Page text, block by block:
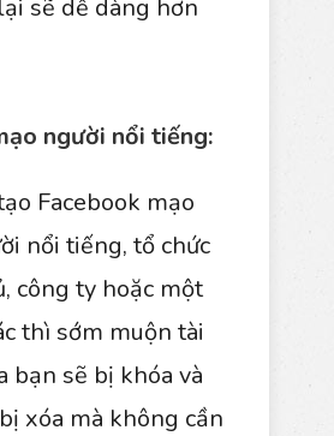
sẽ dễ dàng hơn
người nổi tiếng:
Facebook mạo
nổi tiếng, tổ chức
công ty hoặc một
thì sớm muộn tài
bạn sẽ bị khóa và
xóa mà không cần